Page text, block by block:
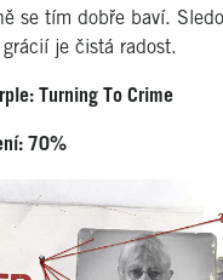
se tím dobře baví.
grácií je čistá radost.
Turning To Crime
70%